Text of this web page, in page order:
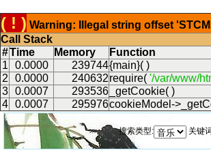
( ! ) Warning: Illegal string offset
Call Stack
#Time Memory
Function
1
0.0000 239744{main}( )
2
0.0000 240632require( '/var/www/
3
0.0007 293536 _getCookie( )
4
0.0007 295976cookieModel-
搜索类型: 关键